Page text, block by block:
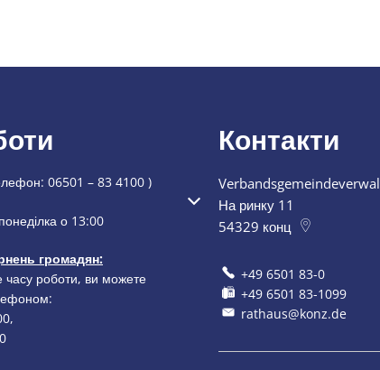
06501 – 83 4100 )
додатковий час відкриття або закриття
о 13:00
громадян:
часу роботи, ви можете
Контакти
На ринку 11
54329 конц
+49 6501 83-0
+49 6501 83-1099
rathaus@konz.de